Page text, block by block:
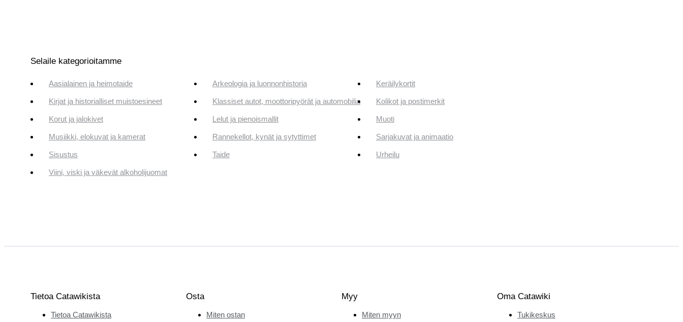
Selaile kategorioitamme
Aasialainen ja heimotaide Arkeologia ja luonnonhistoria Keräilykortit
Kirjat ja historialliset muistoesineet Klassiset autot, moottoripyörät ja automobilia Kolikot ja postimerkit
Korut ja jalokivet Lelut ja pienoismallit Muoti
Musiikki, elokuvat ja kamerat Rannekellot, kynät ja sytyttimet Sarjakuvat ja animaatio
Sisustus Taide Urheilu
Viini, viski ja väkevät alkoholijuomat
Tietoa Catawikista
Tietoa Catawikista
Osta
Miten ostan
Myy
Miten myyn
Oma Catawiki
Tukikeskus